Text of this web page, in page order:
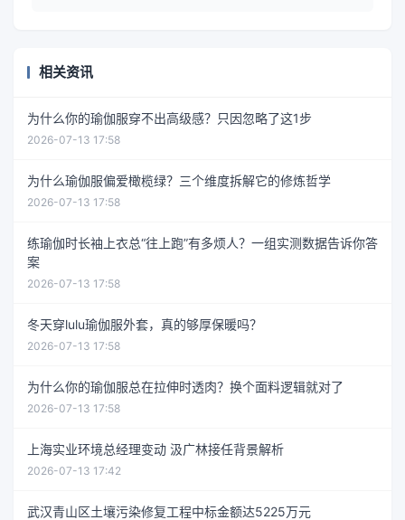
相关资讯
为什么你的瑜伽服穿不出高级感？只因忽略了这1步
2026-07-13 17:58
为什么瑜伽服偏爱橄榄绿？三个维度拆解它的修炼哲学
2026-07-13 17:58
练瑜伽时长袖上衣总“往上跑”有多烦人？一组实测数据告诉你答
案
2026-07-13 17:58
冬天穿lulu瑜伽服外套，真的够厚保暖吗？
2026-07-13 17:58
为什么你的瑜伽服总在拉伸时透肉？换个面料逻辑就对了
2026-07-13 17:58
上海实业环境总经理变动 汲广林接任背景解析
2026-07-13 17:42
武汉青山区土壤污染修复工程中标金额达5225万元